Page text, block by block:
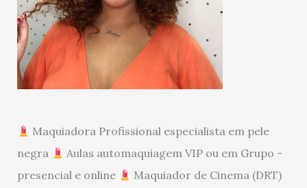
Maquiadora Profissional especialista em pele
negra
Aulas automaquiagem VIP ou em Grupo -
presencial e online
Maquiador de Cinema (DRT)